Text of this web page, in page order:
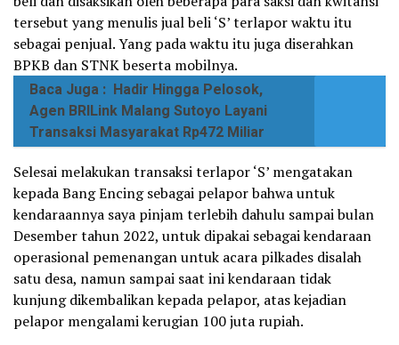
tersebut yang menulis jual beli ‘S’ terlapor waktu itu
sebagai penjual. Yang pada waktu itu juga diserahkan
BPKB dan STNK beserta mobilnya.
Baca Juga : Hadir Hingga Pelosok,
Agen BRILink Malang Sutoyo Layani
Transaksi Masyarakat Rp472 Miliar
Selesai melakukan transaksi terlapor ‘S’ mengatakan
kepada Bang Encing sebagai pelapor bahwa untuk
kendaraannya saya pinjam terlebih dahulu sampai bulan
Desember tahun 2022, untuk dipakai sebagai kendaraan
operasional pemenangan untuk acara pilkades disalah
satu desa, namun sampai saat ini kendaraan tidak
kunjung dikembalikan kepada pelapor, atas kejadian
pelapor mengalami kerugian 100 juta rupiah.